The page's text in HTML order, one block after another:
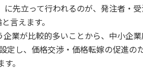
先立って行われるのが、発注者・
言えます。
業が比較的多いことから、中小企
定し、価格交渉・価格転嫁の促進の
。